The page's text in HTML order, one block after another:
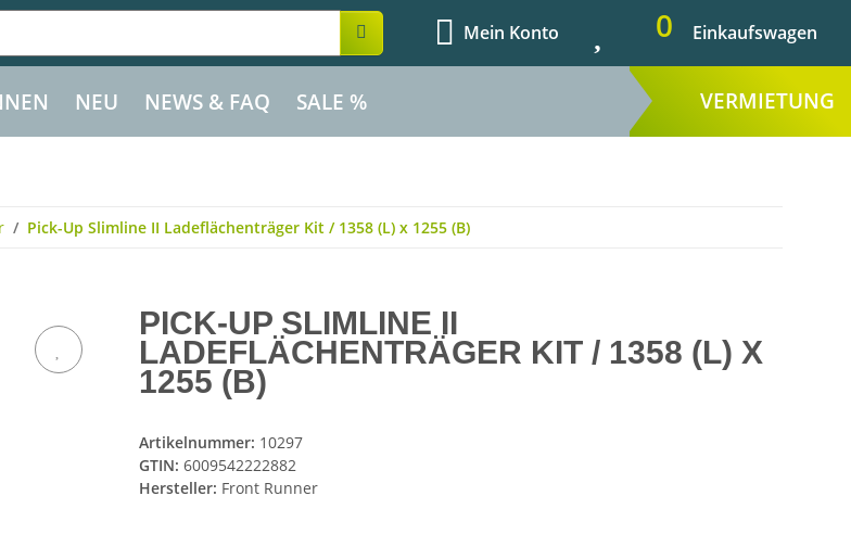
Mein Konto 0 Einkaufswagen
NEU NEWS & FAQ SALE % VERMIETUNG
Pick-Up Slimline II Ladeflächenträger Kit / 1358 (L) x 1255 (B)
PICK-UP SLIMLINE II
LADEFLÄCHENTRÄGER KIT / 1358 (L) X
1255 (B)
Artikelnummer: 10297
GTIN: 6009542222882
Hersteller: Front Runner